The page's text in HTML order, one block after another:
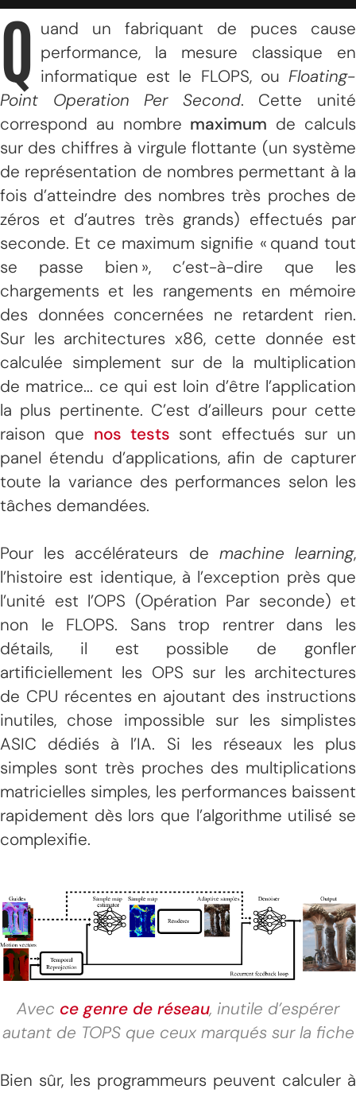
Q uand un fabriquant de puces cause
performance, la mesure classique en
informatique est le FLOPS, ou Floating-
Point Operation Per Second. Cette unité
correspond au nombre maximum de calculs
sur des chiffres à virgule flottante (un système
de représentation de nombres permettant à la
fois d’atteindre des nombres très proches de
zéros et d’autres très grands) effectués par
seconde. Et ce maximum signifie « quand tout
se passe bien », c’est-à-dire que les
chargements et les rangements en mémoire
des données concernées ne retardent rien.
Sur les architectures x86, cette donnée est
calculée simplement sur de la multiplication
de matrice... ce qui est loin d’être l’application
la plus pertinente. C’est d’ailleurs pour cette
raison que nos tests sont effectués sur un
panel étendu d’applications, afin de capturer
toute la variance des performances selon les
tâches demandées.
Pour les accélérateurs de machine learning,
l’histoire est identique, à l’exception près que
l’unité est l’OPS (Opération Par seconde) et
non le FLOPS. Sans trop rentrer dans les
détails, il est possible de gonfler
artificiellement les OPS sur les architectures
de CPU récentes en ajoutant des instructions
inutiles, chose impossible sur les simplistes
ASIC dédiés à l’IA. Si les réseaux les plus
simples sont très proches des multiplications
matricielles simples, les performances baissent
rapidement dès lors que l’algorithme utilisé se
complexifie.
Avec ce genre de réseau, inutile d’espérer
autant de TOPS que ceux marqués sur la fiche
Bien sûr, les programmeurs peuvent calculer à